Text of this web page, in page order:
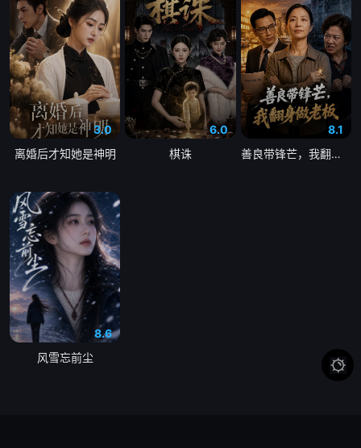
3.0
离婚后才知她是神明
6.0
棋诛
8.1
善良带锋芒，我翻身做老板
8.6
风雪忘前尘
